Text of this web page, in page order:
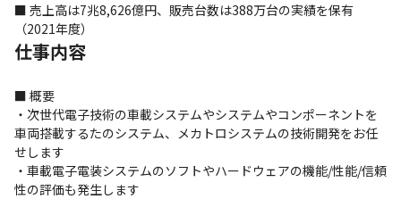
■ 売上高は7兆8,626億円、販売台数は388万台の実績を保有
（2021年度）
仕事内容
■ 概要
・次世代電子技術の車載システムやシステムやコンポーネントを
車両搭載するたのシステム、メカトロシステムの技術開発をお任
せします
・車載電子電装システムのソフトやハードウェアの機能/性能/信頼
性の評価も発生します